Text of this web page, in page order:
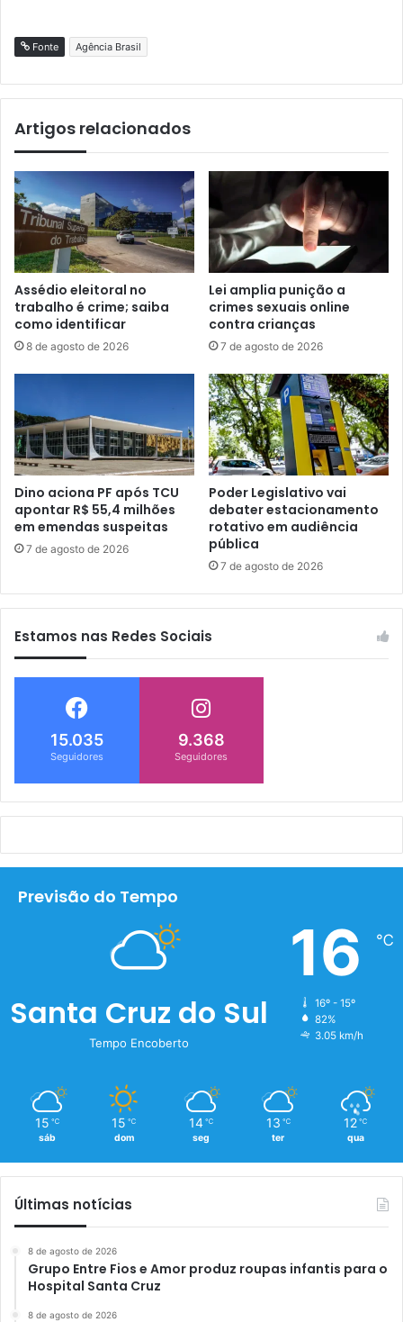
Fonte Agência Brasil
Artigos relacionados
Assédio eleitoral no
trabalho é crime; saiba
como identificar
8 de agosto de 2026
Lei amplia punição a
crimes sexuais online
contra crianças
7 de agosto de 2026
Dino aciona PF após TCU
apontar R$ 55,4 milhões
em emendas suspeitas
7 de agosto de 2026
Poder Legislativo vai
debater estacionamento
rotativo em audiência
pública
7 de agosto de 2026
Estamos nas Redes Sociais
15.035
Seguidores
9.368
Seguidores
Previsão do Tempo
Santa Cruz do Sul
Tempo Encoberto
16 ℃
16º - 15º
82%
3.05 km/h
15 ℃
sáb
15 ℃
dom
14 ℃
seg
13 ℃
ter
12 ℃
qua
Últimas notícias
8 de agosto de 2026
Grupo Entre Fios e Amor produz roupas infantis para o
Hospital Santa Cruz
8 de agosto de 2026